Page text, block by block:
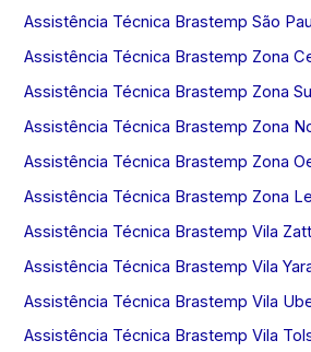
Assistência Técnica Brastemp São
Assistência Técnica Brastemp Zona
Assistência Técnica Brastemp Zona
Assistência Técnica Brastemp Zona
Assistência Técnica Brastemp Zona
Assistência Técnica Brastemp Zona
Assistência Técnica Brastemp Vila Zatt
Assistência Técnica Brastemp Vila
Assistência Técnica Brastemp Vila
Assistência Técnica Brastemp Vila